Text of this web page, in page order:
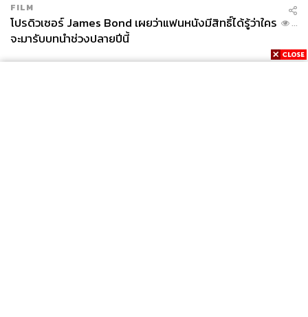
FILM
โปรดิวเซอร์ James Bond เผยว่าแฟนหนังมีสิทธิ์ได้รู้ว่าใคร
จะมารับบทนำช่วงปลายปีนี้
...